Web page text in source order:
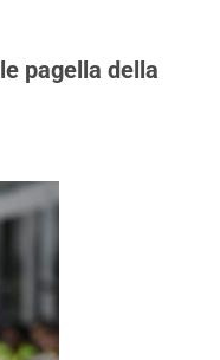
pagella della